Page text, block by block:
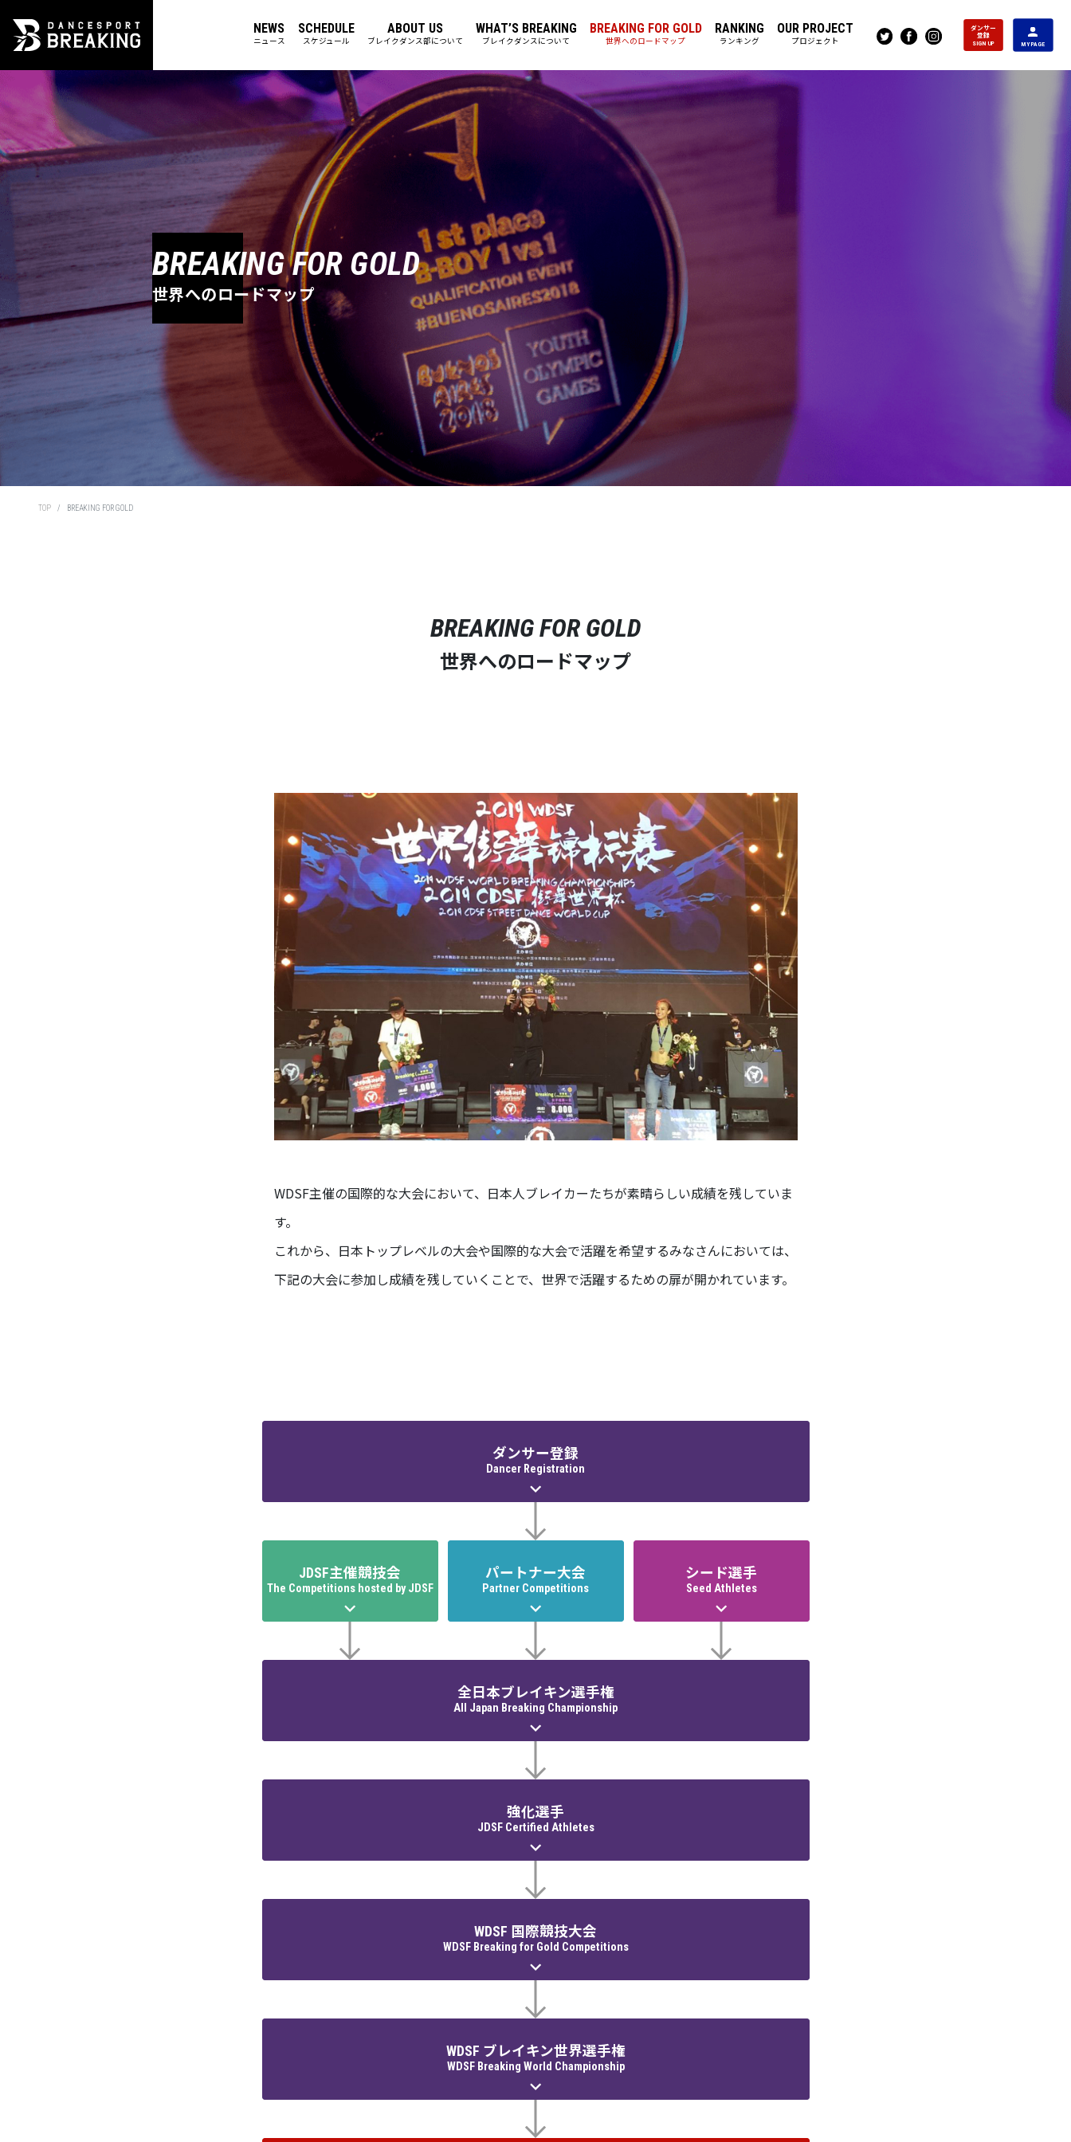
NEWS
ニュース
SCHEDULE
スケジュール
ABOUT US
ブレイクダンス部について
WHAT’S BREAKING
ブレイクダンスについて
BREAKING FOR GOLD
世界へのロードマップ
RANKING
ランキング
OUR PROJECT
プロジェクト
ダンサー
登録
SIGN UP MY PAGE
BREAKING FOR GOLD
世界へのロードマップ
TOP BREAKING FOR GOLD
BREAKING FOR GOLD
世界へのロードマップ
WDSF主催の国際的な大会において、日本人ブレイカーたちが素晴らしい成績を残していま
す。
これから、日本トップレベルの大会や国際的な大会で活躍を希望するみなさんにおいては、
下記の大会に参加し成績を残していくことで、世界で活躍するための扉が開かれています。
ダンサー登録
Dancer Registration
JDSF主催競技会
The Competitions hosted by JDSF
パートナー大会
Partner Competitions
シード選手
Seed Athletes
全日本ブレイキン選手権
All Japan Breaking Championship
強化選手
JDSF Certified Athletes
WDSF 国際競技大会
WDSF Breaking for Gold Competitions
WDSF ブレイキン世界選手権
WDSF Breaking World Championship